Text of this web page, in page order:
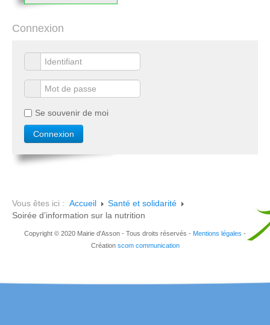
Connexion
Se souvenir de moi
Vous êtes ici : Accueil
Santé et solidarité
Soirée d’information sur la nutrition
Copyright © 2020 Mairie d'Asson - Tous droits réservés - Mentions légales -
Création scom communication